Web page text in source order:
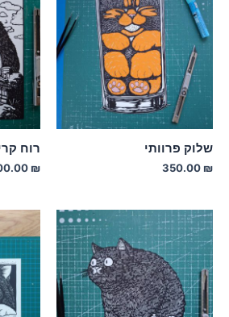
שלוק פרוותי
350.00 ₪
רוח
₪